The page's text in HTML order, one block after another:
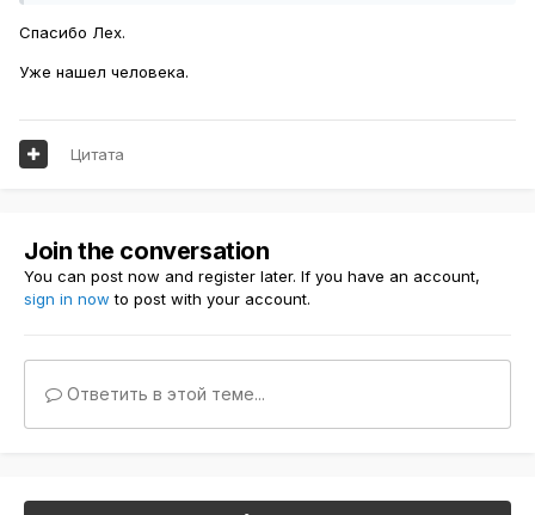
Спасибо Лех.
Уже нашел человека.
Цитата
Join the conversation
You can post now and register later. If you have an account,
sign in now to post with your account.
Ответить в этой теме...